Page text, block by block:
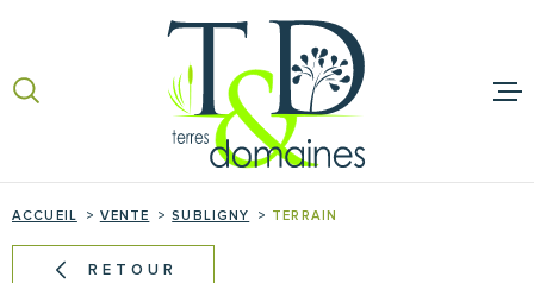
recherche
principal
ACCUEIL VENTE SUBLIGNY TERRAIN
RETOUR